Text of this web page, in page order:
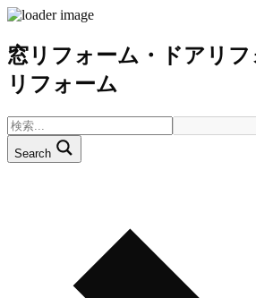
窓リフォーム・ドアリ
リフォーム
Search